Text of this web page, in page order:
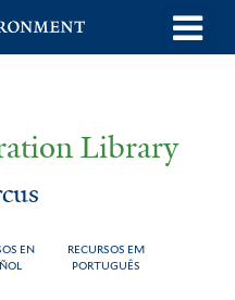
Library
EN
RECURSOS EM
PORTUGUÊS